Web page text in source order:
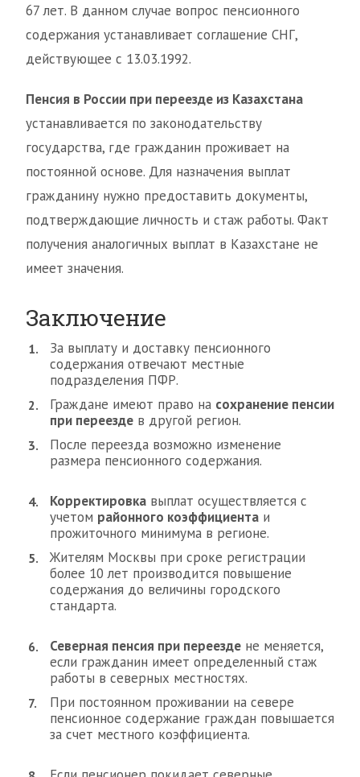
67 лет. В данном случае вопрос пенсионного
содержания устанавливает соглашение СНГ,
действующее с 13.03.1992.
Пенсия в России при переезде из Казахстана
устанавливается по законодательству
государства, где гражданин проживает на
постоянной основе. Для назначения выплат
гражданину нужно предоставить документы,
подтверждающие личность и стаж работы. Факт
получения аналогичных выплат в Казахстане не
имеет значения.
Заключение
За выплату и доставку пенсионного
содержания отвечают местные
подразделения ПФР.
Граждане имеют право на сохранение пенсии
при переезде в другой регион.
После переезда возможно изменение
размера пенсионного содержания.
Корректировка выплат осуществляется с
учетом районного коэффициента и
прожиточного минимума в регионе.
Жителям Москвы при сроке регистрации
более 10 лет производится повышение
содержания до величины городского
стандарта.
Северная пенсия при переезде не меняется,
если гражданин имеет определенный стаж
работы в северных местностях.
При постоянном проживании на севере
пенсионное содержание граждан повышается
за счет местного коэффициента.